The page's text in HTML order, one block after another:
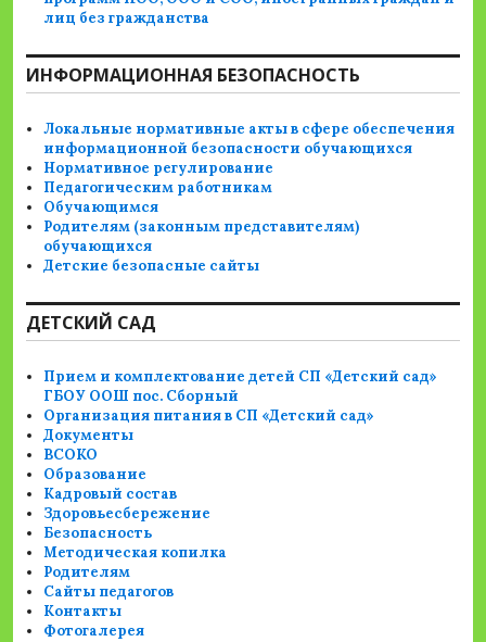
лиц без гражданства
ИНФОРМАЦИОННАЯ БЕЗОПАСНОСТЬ
Локальные нормативные акты в сфере обеспечения
информационной безопасности обучающихся
Нормативное регулирование
Педагогическим работникам
Обучающимся
Родителям (законным представителям)
обучающихся
Детские безопасные сайты
ДЕТСКИЙ САД
Прием и комплектование детей СП «Детский сад»
ГБОУ ООШ пос. Сборный
Организация питания в СП «Детский сад»
Документы
ВСОКО
Образование
Кадровый состав
Здоровьесбережение
Безопасность
Методическая копилка
Родителям
Сайты педагогов
Контакты
Фотогалерея